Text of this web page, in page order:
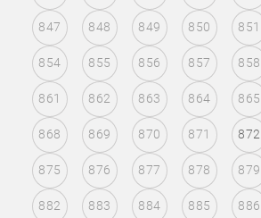
847 848 849 850 851
854 855 856 857 858
861 862 863 864 865
868 869 870 871 872
875 876 877 878 879
882 883 884 885 886